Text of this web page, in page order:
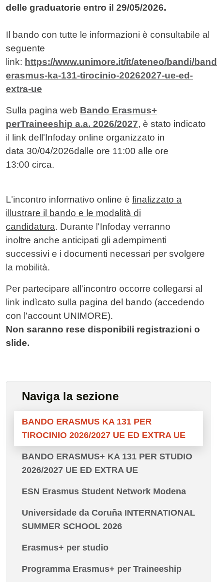
delle graduatorie entro il 29/05/2026.
Il bando con tutte le informazioni è consultabile al
seguente
link: https://www.unimore.it/it/ateneo/bandi/
erasmus-ka-131-tirocinio-20262027-ue-ed-
extra-ue
Sulla pagina web Bando Erasmus+
perTraineeship a.a. 2026/2027, è stato indicato
il link dell'Infoday online organizzato in
data 30/04/2026dalle ore 11:00 alle ore
13:00 circa.
L'incontro informativo online è finalizzato a
illustrare il bando e le modalità di
candidatura. Durante l'Infoday verranno
inoltre anche anticipati gli adempimenti
successivi e i documenti necessari per svolgere
la mobilità.
Per partecipare all'incontro occorre collegarsi al
link indìcato sulla pagina del bando (accedendo
con l'account UNIMORE).
Non saranno rese disponibili registrazioni o
slide.
Naviga la sezione
BANDO ERASMUS KA 131 PER
TIROCINIO 2026/2027 UE ED EXTRA UE
BANDO ERASMUS+ KA 131 PER STUDIO
2026/2027 UE ED EXTRA UE
ESN Erasmus Student Network Modena
Universidade da Coruña INTERNATIONAL
SUMMER SCHOOL 2026
Erasmus+ per studio
Programma Erasmus+ per Traineeship